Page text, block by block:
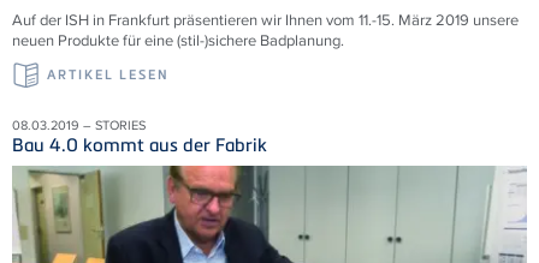
Auf der ISH in Frankfurt präsentieren wir Ihnen vom 11.-15. März 2019 unsere
neuen Produkte für eine (stil-)sichere Badplanung.
ARTIKEL LESEN
08.03.2019 – STORIES
Bau 4.0 kommt aus der Fabrik